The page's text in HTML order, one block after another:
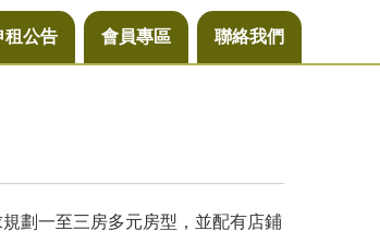
租公告 會員專區 聯絡我們
劃一至三房多元房型，並配有店鋪